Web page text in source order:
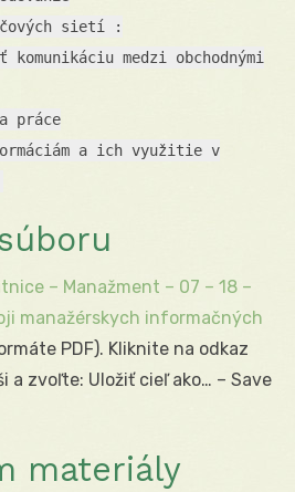
sietí :
medzi obchodnými
práce
a ich využitie v
– Manažment – 07 – 18 –
manažérskych informačných
PDF). Kliknite na odkaz
a zvoľte: Uložiť cieľ ako… – Save
materiály